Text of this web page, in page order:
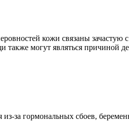
кожи связаны
могут являться причиной
за гормональных сбоев,